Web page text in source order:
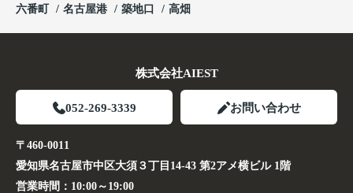
六番町
名古屋港 築地口 高畑
株式会社AIEST
052-269-3339 お問い合わせ
〒460-0011
愛知県名古屋市中区大須３丁目14-43 第2アメ横ビル 1階
営業時間： 10:00～19:00